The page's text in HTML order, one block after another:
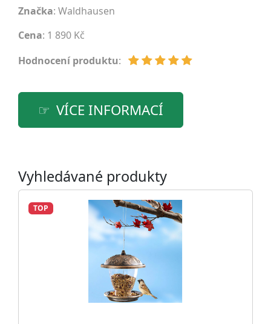
Značka: Waldhausen
Cena: 1 890 Kč
Hodnocení produktu:
VÍCE INFORMACÍ
Vyhledávané produkty
TOP